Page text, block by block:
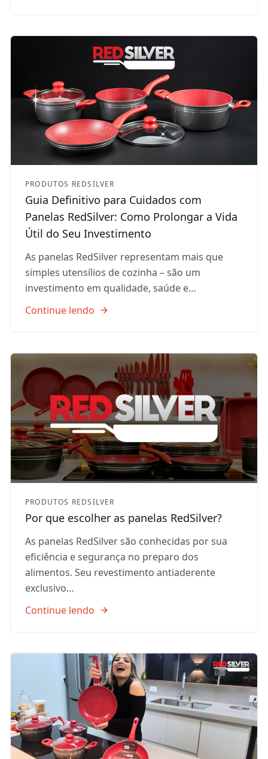
PRODUTOS REDSILVER
Guia Definitivo para Cuidados com
Panelas RedSilver: Como Prolongar a Vida
Útil do Seu Investimento
As panelas RedSilver representam mais que
simples utensílios de cozinha – são um
investimento em qualidade, saúde e…
Continue lendo
PRODUTOS REDSILVER
Por que escolher as panelas RedSilver?
As panelas RedSilver são conhecidas por sua
eficiência e segurança no preparo dos
alimentos. Seu revestimento antiaderente
exclusivo…
Continue lendo